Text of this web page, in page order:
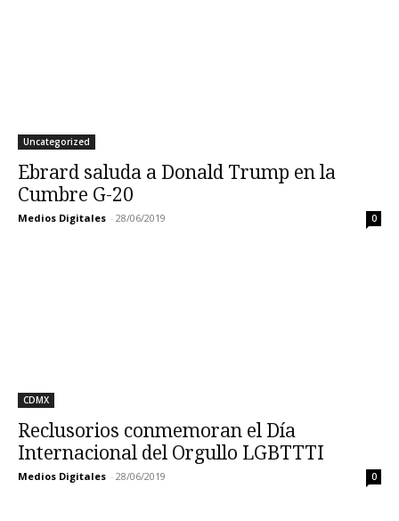
Uncategorized
Ebrard saluda a Donald Trump en la
Cumbre G-20
Medios Digitales - 28/06/2019 0
CDMX
Reclusorios conmemoran el Día
Internacional del Orgullo LGBTTTI
Medios Digitales - 28/06/2019 0